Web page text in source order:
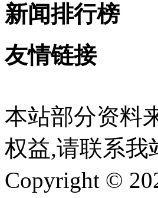
新闻排行榜
友情链接
本站部分资料
权益,请联系我
Copyright ©